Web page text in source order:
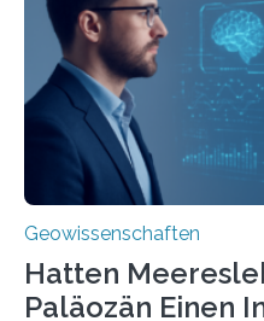
Forschungsergebnisse
neu, um zu erklären, wie
Systemen freigesetzt
transportiert werden kann.
Geowissenschaften
Hatten
Paläozän Einen